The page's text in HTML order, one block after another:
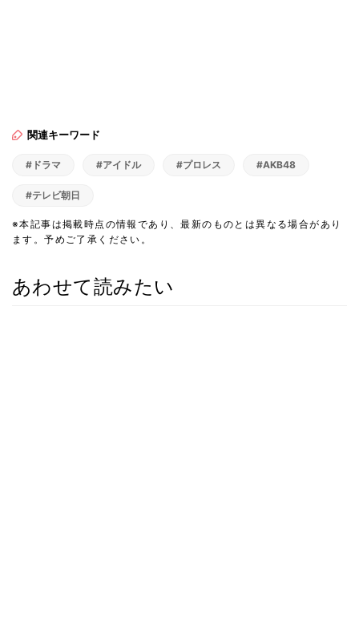
関連キーワード
#ドラマ #アイドル #プロレス #AKB48
#テレビ朝日
※本記事は掲載時点の情報であり、最新のものとは異なる場合があり
ます。予めご了承ください。
あわせて読みたい